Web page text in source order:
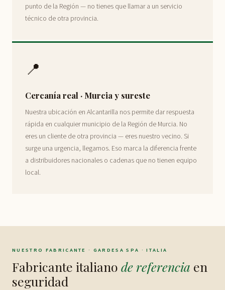
punto de la Región — no tienes que llamar a un servicio
técnico de otra provincia.
📍
Cercanía real · Murcia y sureste
Nuestra ubicación en Alcantarilla nos permite dar respuesta
rápida en cualquier municipio de la Región de Murcia. No
eres un cliente de otra provincia — eres nuestro vecino. Si
surge una urgencia, llegamos. Eso marca la diferencia frente
a distribuidores nacionales o cadenas que no tienen equipo
local.
NUESTRO FABRICANTE · GARDESA SPA · ITALIA
Fabricante italiano de referencia en
seguridad